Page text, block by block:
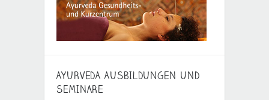
AYURVEDA AUSBILDUNGEN UND
SEMINARE